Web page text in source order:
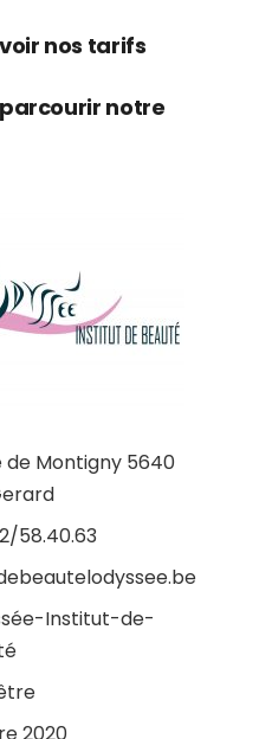
nos tarifs
notre
de Montigny 5640
58.40.63
Institut-de-
2020